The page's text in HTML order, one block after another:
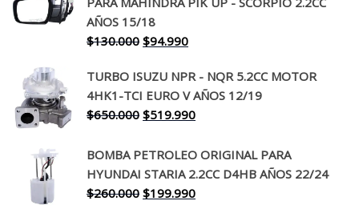
AÑOS 15/18
$130.000 El
original
era:
$130.000.
$94.990El
actual
es:
$94.990.
TURBO ISUZU NPR - NQR 5.2CC MOTOR
4HK1-TCI EURO V AÑOS 12/19
$650.000 El
original
era:
$650.000.
$519.990El
actual
es:
$519.990.
BOMBA PETROLEO ORIGINAL PARA
HYUNDAI STARIA 2.2CC D4HB AÑOS 22/24
$260.000 El
$199.990El